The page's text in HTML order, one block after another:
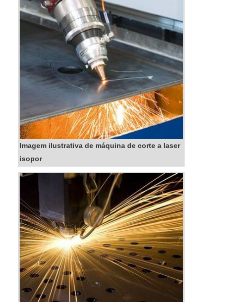
Imagem ilustrativa de máquina de corte a laser
isopor